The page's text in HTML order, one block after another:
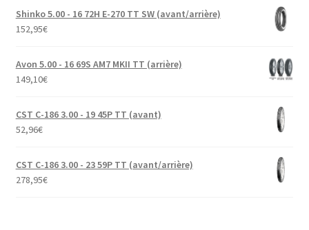
Shinko 5.00 - 16 72H E-270 TT SW (avant/arrière)
152,95€
Avon 5.00 - 16 69S AM7 MKII TT (arrière)
149,10€
CST C-186 3.00 - 19 45P TT (avant)
52,96€
CST C-186 3.00 - 23 59P TT (avant/arrière)
278,95€